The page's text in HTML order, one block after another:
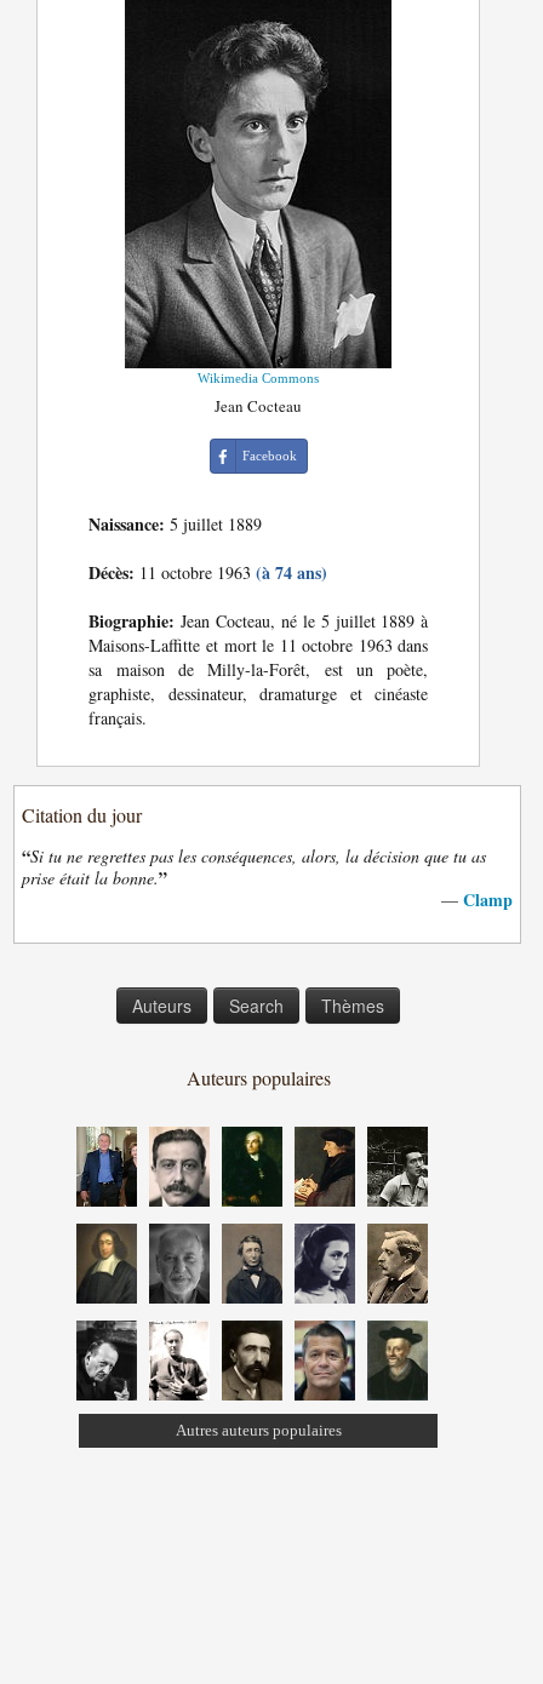
Wikimedia Commons
Jean Cocteau
Facebook
Naissance: 5 juillet 1889
Décès: 11 octobre 1963(à 74 ans)
Biographie: Jean Cocteau, né le 5 juillet 1889 à
Maisons-Laffitte et mort le 11 octobre 1963 dans
sa maison de Milly-la-Forêt, est un poète,
graphiste, dessinateur, dramaturge et cinéaste
français.
Citation du jour
“Si tu ne regrettes pas les conséquences, alors, la décision que tu as
prise était la bonne.”
— Clamp
Auteurs Search Thèmes
Auteurs populaires
Autres auteurs populaires